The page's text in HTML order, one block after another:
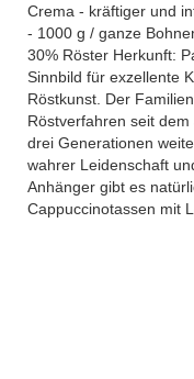
Crema - kräftiger und
- 1000 g / ganze
30% Röster Herkunft:
Sinnbild für exzellente
Röstkunst. Der
Röstverfahren seit
drei Generationen
wahrer Leidenschaft
Anhänger gibt es
Cappuccinotassen mit